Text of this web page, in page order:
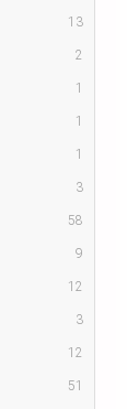
13
2
1
1
1
3
58
9
12
3
12
51